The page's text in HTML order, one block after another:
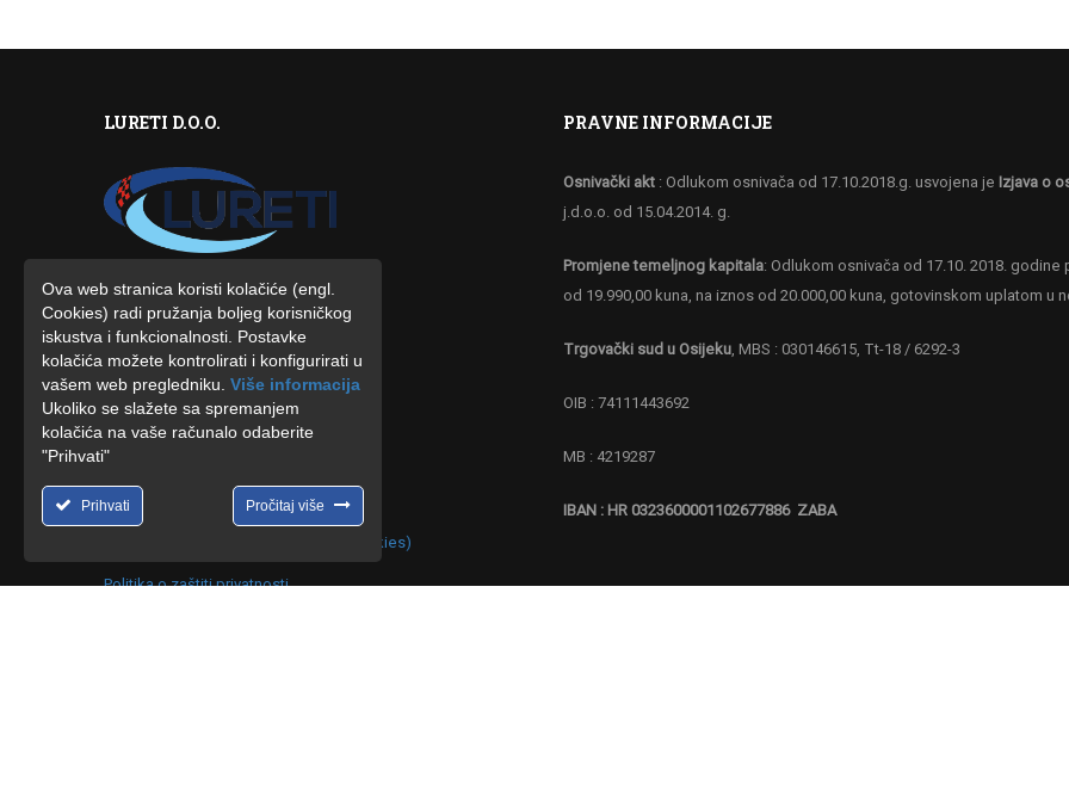
LURETI D.O.O.
+385 (0) 91 3500655
luretijdoo@gmail.com
info@lureti.hr
PRAVNE INFORMACIJE
Osnivački akt: Odlukom osnivača od 17.10.2018.g. usvojena je Izjava o
j.d.o.o. od 15.04.2014. g.
Promjene temeljnog kapitala: Odlukom osnivača od 17.10. 2018.
od 19.990,00 kuna, na iznos od 20.000,00 kuna, gotovinskom uplatom u
Trgovački sud u Osijeku, MBS : 030146615, Tt-18 / 6292-3
OIB : 74111443692
MB : 4219287
IBAN : HR 0323600001102677886 ZABA
Politika o postupanju s kolačićima (cookies)
Politika o zaštiti privatnosti
ŽELITE BITI ČLAN NAŠEG
Ova web stranica koristi kolačiće (engl.
Cookies) radi pružanja boljeg korisničkog
iskustva i funkcionalnosti. Postavke
kolačića možete kontrolirati i konfigurirati u
vašem web pregledniku. Više informacija
Ukoliko se slažete sa spremanjem
kolačića na vaše računalo odaberite
"Prihvati"
Prihvati Pročitaj više